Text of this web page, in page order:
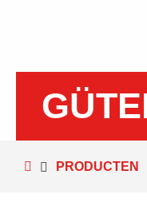
PRODUCTEN